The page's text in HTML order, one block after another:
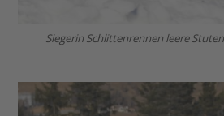
Siegerin Schlittenrennen leere